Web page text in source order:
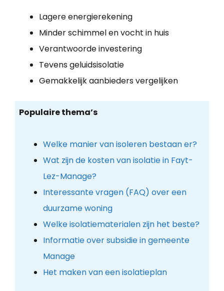
Lagere energierekening
Minder schimmel en vocht in huis
Verantwoorde investering
Tevens geluidsisolatie
Gemakkelijk aanbieders vergelijken
Populaire thema’s
Welke manier van isoleren bestaan er?
Wat zijn de kosten van isolatie in Fayt-
Lez-Manage?
Interessante vragen (FAQ) over een
duurzame woning
Welke isolatiematerialen zijn het beste?
Informatie over subsidie in gemeente
Manage
Het maken van een isolatieplan